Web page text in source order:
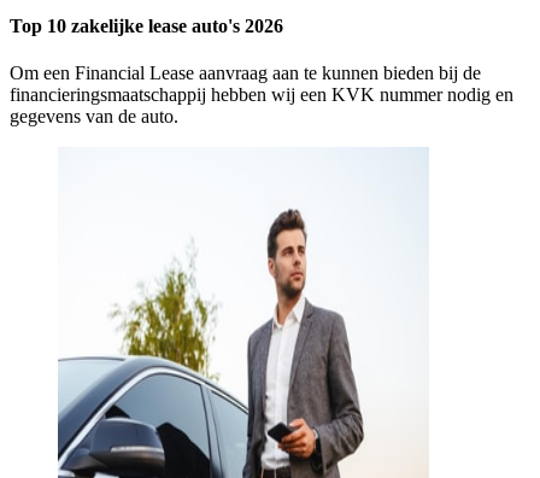
Top 10 zakelijke lease auto's 2026
Om een Financial Lease aanvraag aan te kunnen bieden bij de
financieringsmaatschappij hebben wij een KVK nummer nodig en
gegevens van de auto.